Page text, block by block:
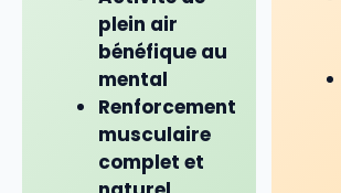
plein air
bénéfique au
mental
Renforcement
musculaire
complet et